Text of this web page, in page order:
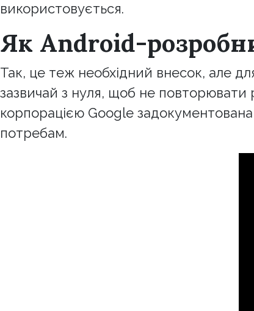
використовується.
Як Android-
Так, це теж необхідний внесок, але
зазвичай з нуля, щоб не повторювати
корпорацією Google
потребам.